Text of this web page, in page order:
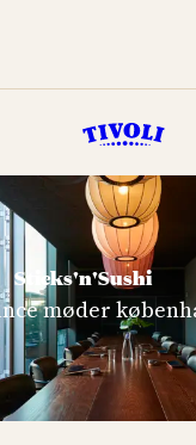
Sticks'n'Sushi
møder